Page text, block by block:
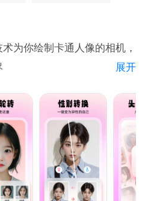
、泡泡玛特风、二次元日漫
，漫画版，真人版头像图片
众不同，就来小漫头像一键
的魔法，还可以无限次制作，
～
问题或建议，都可以在 App
直接
为你绘制卡通人像的相机，
彩、油画等，变换你的照片。
果，一键打造别具一格的自
次元壁垒，进入次元世界。
展开